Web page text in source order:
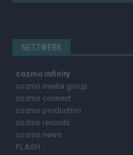
NETZWERK
cozmo infinity
cozmo media group
cozmo connect
cozmo production
cozmo records
cozmo news
FLASH